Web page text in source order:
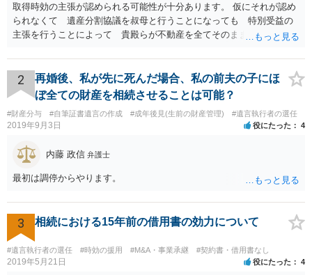
取得時効の主張が認められる可能性が十分あります。 仮にそれが認め
られなくて 遺産分割協議を叔母と行うことになっても 特別受益の
主張を行うことによって 貴殿らが不動産を全てそのまま取得できる
2
再婚後、私が先に死んだ場合、私の前夫の子にほ
ぼ全ての財産を相続させることは可能？
#財産分与 #自筆証書遺言の作成 #成年後見(生前の財産管理) #遺言執行者の選任
2019年9月3日 役にたった 4
内藤 政信 弁護士
最初は調停からやります。
3 相続における15年前の借用書の効力について
#遺言執行者の選任 #時効の援用 #M&A・事業承継 #契約書・借用書なし
2019年5月21日 役にたった 4